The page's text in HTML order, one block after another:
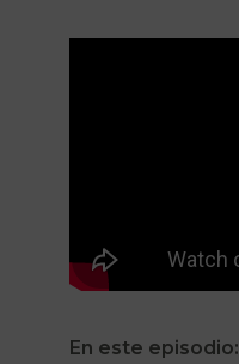
En este episodio: